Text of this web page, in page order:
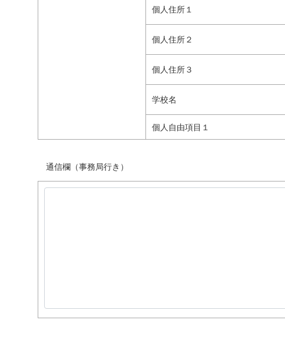
個人住所１
個人住所２
個人住所３
学校名
個人自由項目１
通信欄（事務局行き）